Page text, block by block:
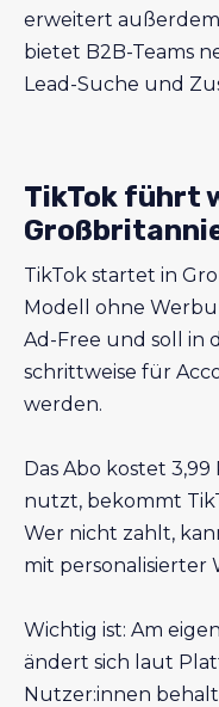
erweitert
bietet B2B-Teams
Lead-Suche und
TikTok führt
TikTok startet in
Modell ohne
Ad-Free und soll in
schrittweise für
werden.
Das Abo kostet
nutzt, bekommt
Wer nicht zahlt,
mit personalisierter
Wichtig ist: Am
ändert sich laut
Nutzer:innen